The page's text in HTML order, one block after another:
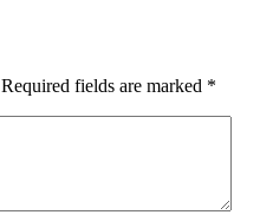
Required fields are marked *